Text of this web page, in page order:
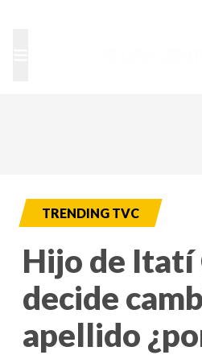
TRENDING TVC
Hijo de Itatí
decide
apellido